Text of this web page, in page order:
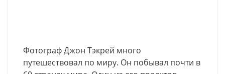
Фотограф Джон Тэкрей много
путешествовал по миру. Он побывал почти в